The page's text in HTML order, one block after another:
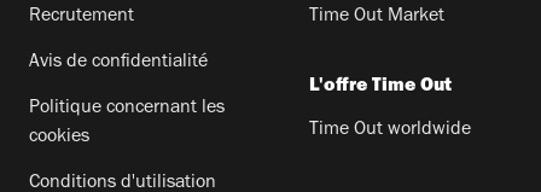
Recrutement
Avis de confidentialité
Politique concernant les
cookies
Conditions d'utilisation
Time Out Market
L'offre Time Out
Time Out worldwide